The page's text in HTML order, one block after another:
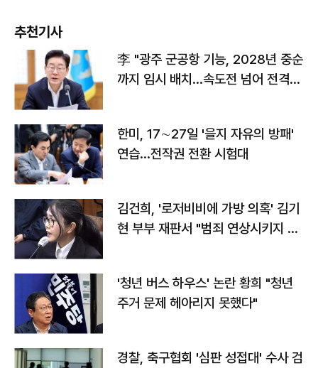
추천기사
李 "광주 군공항 기능, 2028년 중순
까지 임시 배치…속도전 넘어 전격
한미, 17∼27일 '을지 자유의 방패'
연습…전작권 전환 시험대
김건희, '로저비비에 가방 의혹' 김기
현 부부 재판서 "범죄 연상시키지 말
'청년 버스 하우스' 논란 황희 "청년
주거 문제 헤아리지 못했다"
경찰, 축구협회 '심판 성접대' 수사 검